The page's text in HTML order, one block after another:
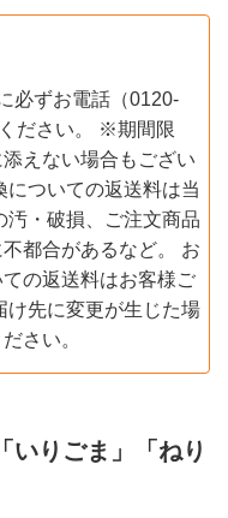
必ずお電話（0120-
ださい。 ※期間限
えない場合もござい
についての返送料は当
・破損、ご注文商品
都合があるなど。 お
の返送料はお客様ご
先に変更が生じた場
さい。
いりごま」「ねり